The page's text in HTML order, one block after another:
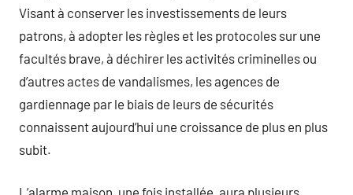
Visant à conserver les investissements de leurs
patrons, à adopter les règles et les protocoles sur une
facultés brave, à déchirer les activités criminelles ou
d’autres actes de vandalismes, les agences de
gardiennage par le biais de leurs de sécurités
connaissent aujourd’hui une croissance de plus en plus
subit.
L’alarme maison, une fois installée, aura plusieurs